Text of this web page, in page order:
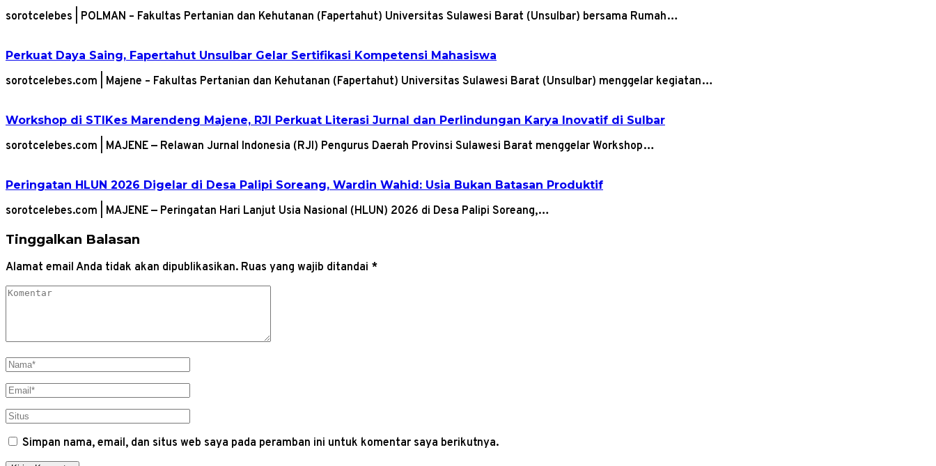
sorotcelebes | POLMAN – Fakultas Pertanian dan Kehutanan (Fapertahut) Universitas Sulawesi Barat (Unsulbar) bersama Rumah…
Perkuat Daya Saing, Fapertahut Unsulbar Gelar Sertifikasi Kompetensi Mahasiswa
sorotcelebes.com | Majene – Fakultas Pertanian dan Kehutanan (Fapertahut) Universitas Sulawesi Barat (Unsulbar) menggelar kegiatan…
Workshop di STIKes Marendeng Majene, RJI Perkuat Literasi Jurnal dan Perlindungan Karya Inovatif di Sulbar
sorotcelebes.com | MAJENE — Relawan Jurnal Indonesia (RJI) Pengurus Daerah Provinsi Sulawesi Barat menggelar Workshop…
Peringatan HLUN 2026 Digelar di Desa Palipi Soreang, Wardin Wahid: Usia Bukan Batasan Produktif
sorotcelebes.com | MAJENE — Peringatan Hari Lanjut Usia Nasional (HLUN) 2026 di Desa Palipi Soreang,…
Tinggalkan Balasan
Alamat email Anda tidak akan dipublikasikan. Ruas yang wajib ditandai *
Simpan nama, email, dan situs web saya pada peramban ini untuk komentar saya berikutnya.